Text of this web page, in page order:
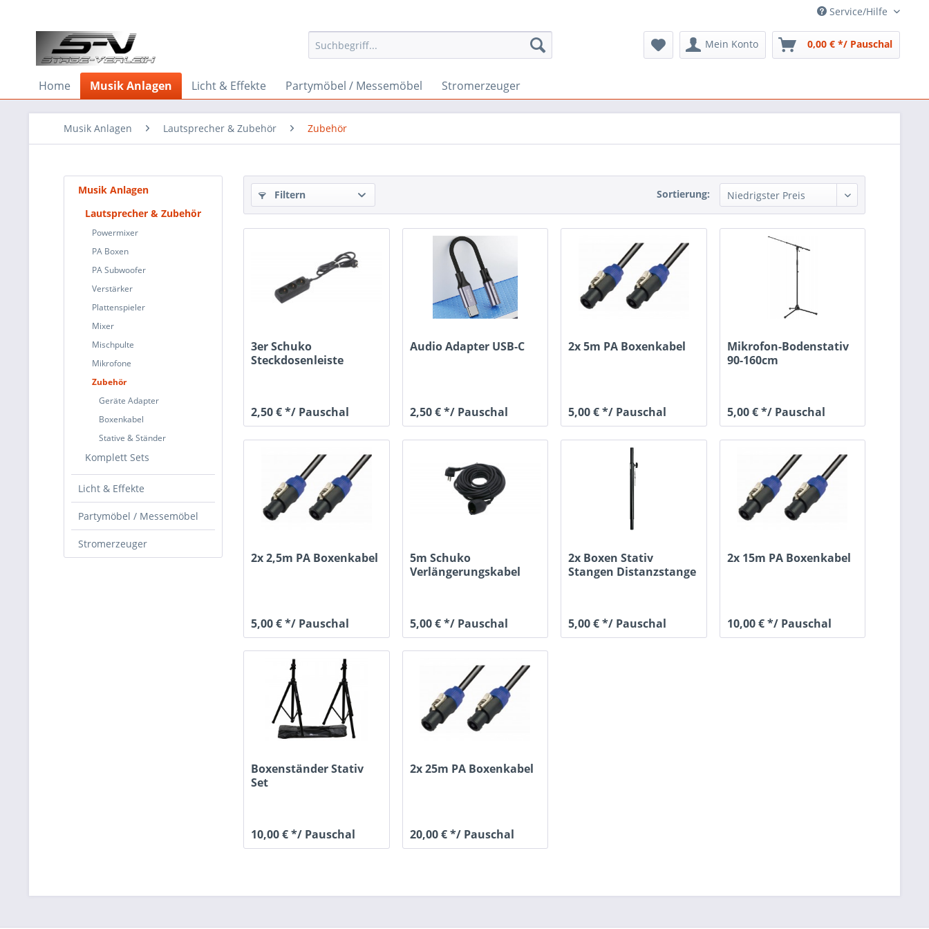
Service/Hilfe
Mein Konto 0,00 € */ Pauschal
Home Musik Anlagen Licht & Effekte Partymöbel / Messemöbel Stromerzeuger
Musik Anlagen Lautsprecher & Zubehör Zubehör
Musik Anlagen
Lautsprecher & Zubehör
Powermixer
PA Boxen
PA Subwoofer
Verstärker
Plattenspieler
Mixer
Mischpulte
Mikrofone
Zubehör
Geräte Adapter
Boxenkabel
Stative & Ständer
Komplett Sets
Licht & Effekte
Partymöbel / Messemöbel
Stromerzeuger
Filtern Sortierung:
3er Schuko
Steckdosenleiste
2,50 € */ Pauschal
Audio Adapter USB-C
2,50 € */ Pauschal
2x 5m PA Boxenkabel
5,00 € */ Pauschal
Mikrofon-Bodenstativ
90-160cm
5,00 € */ Pauschal
2x 2,5m PA Boxenkabel
5,00 € */ Pauschal
5m Schuko
Verlängerungskabel
5,00 € */ Pauschal
2x Boxen Stativ
Stangen Distanzstange
5,00 € */ Pauschal
2x 15m PA Boxenkabel
10,00 € */ Pauschal
Boxenständer Stativ
Set
10,00 € */ Pauschal
2x 25m PA Boxenkabel
20,00 € */ Pauschal